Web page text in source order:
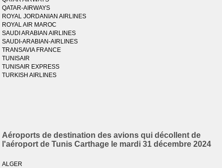
QATAR-AIRWAYS
ROYAL JORDANIAN AIRLINES
ROYAL AIR MAROC
SAUDI ARABIAN AIRLINES
SAUDI-ARABIAN-AIRLINES
TRANSAVIA FRANCE
TUNISAIR
TUNISAIR EXPRESS
TURKISH AIRLINES
Aéroports de destination des avions qui décollent de
l'aéroport de Tunis Carthage le mardi 31 décembre 2024
ALGER